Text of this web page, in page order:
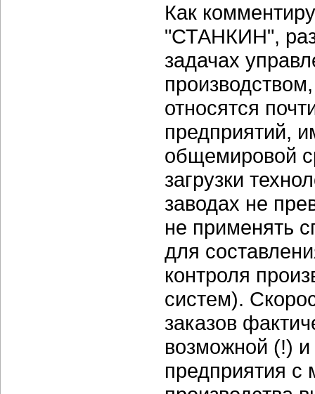
Как
"СТАНКИН",
задачах
относятся
предприятий,
общемировой
загрузки
заводах не
не применять
для
контроля
систем).
заказов
возможной (!) и
предприятия